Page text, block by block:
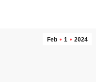
Feb 1 2024